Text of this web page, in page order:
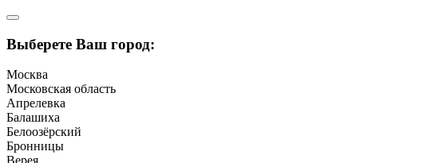
Выберете Ваш город:
Москва
Московская область
Апрелевка
Балашиха
Белоозёрский
Бронницы